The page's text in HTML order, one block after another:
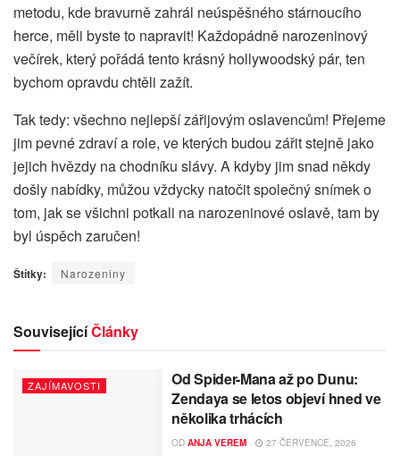
metodu, kde bravurně zahrál neúspěšného stárnoucího
herce, měli byste to napravit! Každopádně narozeninový
večírek, který pořádá tento krásný hollywoodský pár, ten
bychom opravdu chtěli zažít.
Tak tedy: všechno nejlepší zářijovým oslavencům! Přejeme
jim pevné zdraví a role, ve kterých budou zářit stejně jako
jejich hvězdy na chodníku slávy. A kdyby jim snad někdy
došly nabídky, můžou vždycky natočit společný snímek o
tom, jak se všichni potkali na narozeninové oslavě, tam by
byl úspěch zaručen!
Štítky: Narozeniny
SouvisejícíČlánky
ZAJÍMAVOSTI
Od Spider-Mana až po Dunu:
Zendaya se letos objeví hned ve
několika trhácích
OD ANJA VEREM 27 ČERVENCE, 2026